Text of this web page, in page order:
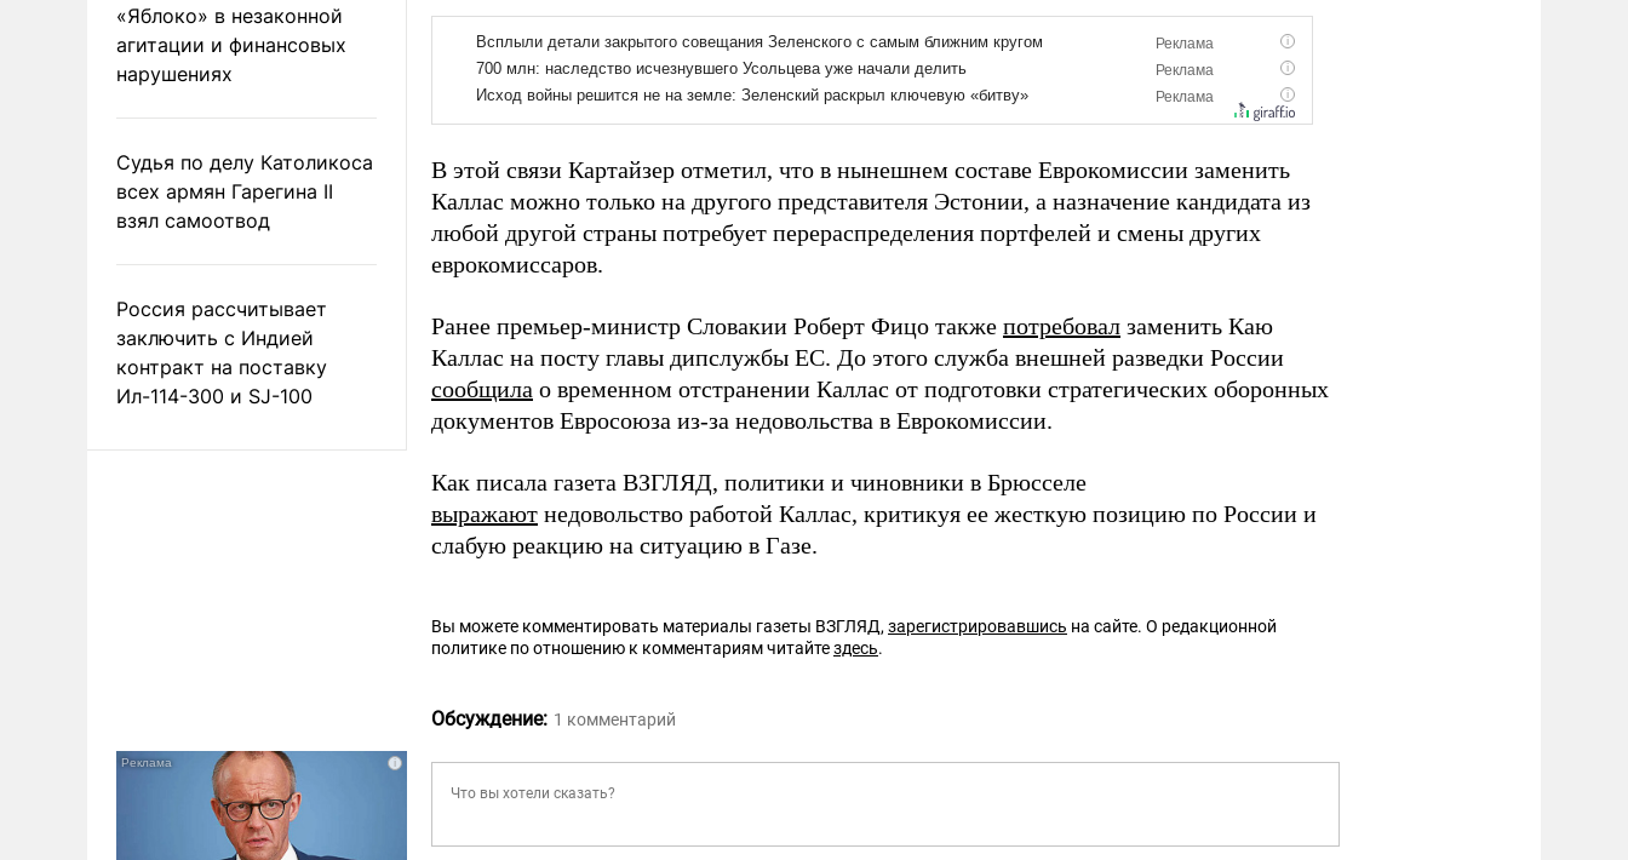
«Яблоко» в незаконной
агитации и финансовых
нарушениях
Судья по делу Католикоса
всех армян Гарегина II
взял самоотвод
Россия рассчитывает
заключить с Индией
контракт на поставку
Ил-114-300 и SJ-100
В этой связи Картайзер отметил, что в нынешнем составе Еврокомиссии заменить
Каллас можно только на другого представителя Эстонии, а назначение кандидата из
любой другой страны потребует перераспределения портфелей и смены других
еврокомиссаров.
Ранее премьер-министр Словакии Роберт Фицо также потребовал заменить Каю
Каллас на посту главы дипслужбы ЕС. До этого служба внешней разведки России
сообщила о временном отстранении Каллас от подготовки стратегических оборонных
документов Евросоюза из-за недовольства в Еврокомиссии.
Как писала газета ВЗГЛЯД, политики и чиновники в Брюсселе
выражают недовольство работой Каллас, критикуя ее жесткую позицию по России и
слабую реакцию на ситуацию в Газе.
Вы можете комментировать материалы газеты ВЗГЛЯД,зарегистрировавшись на сайте. О редакционной
политике по отношению к комментариям читайтездесь.
Обсуждение: 1 комментарий